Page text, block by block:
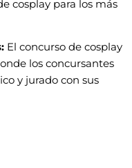
cosplay para los más
El concurso de cosplay
los concursantes
y jurado con sus